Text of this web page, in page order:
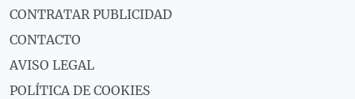
CONTRATAR PUBLICIDAD
CONTACTO
AVISO LEGAL
POLÍTICA DE COOKIES